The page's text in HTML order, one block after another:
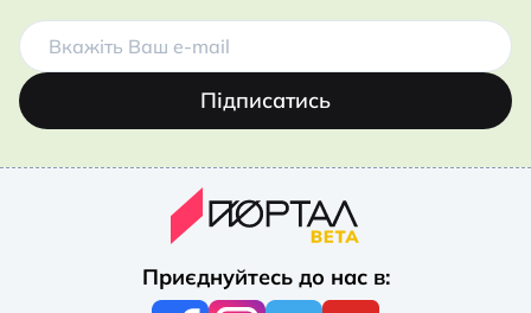
Підписатись
Приєднуйтесь до нас в: